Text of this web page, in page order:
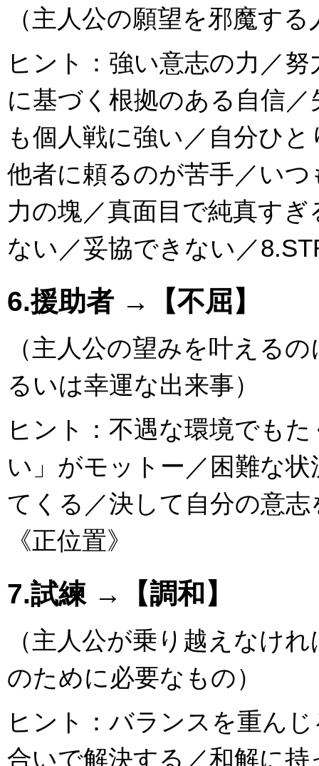
（主人公の願望を邪魔す
ヒント：強い意志の力／
に基づく根拠のある自信
も個人戦に強い／自分ひ
他者に頼るのが苦手／い
力の塊／真面目で純真す
ない／妥協できない／
6.援助者 →【不屈】
（主人公の望みを叶える
るいは幸運な出来事）
ヒント：不遇な環境でも
い」がモットー／困難な
てくる／決して自分の意
《正位置》
7.試練 →【調和】
（主人公が乗り越えなけ
のために必要なもの）
ヒント：バランスを重ん
合いで解決する／和解に